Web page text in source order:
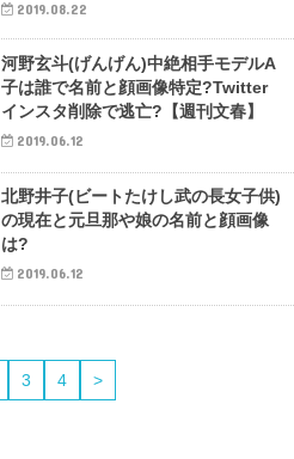
2019.08.22
河野玄斗(げんげん)中絶相手モデルA
子は誰で名前と顔画像特定?Twitter
インスタ削除で逃亡?【週刊文春】
2019.06.12
北野井子(ビートたけし武の長女子供)
の現在と元旦那や娘の名前と顔画像
は?
2019.06.12
3 4 >